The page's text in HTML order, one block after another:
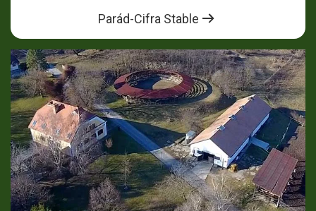
Parád-Cifra Stable